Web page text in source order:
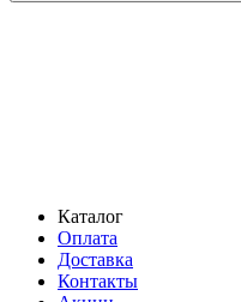
Каталог
Оплата
Доставка
Контакты